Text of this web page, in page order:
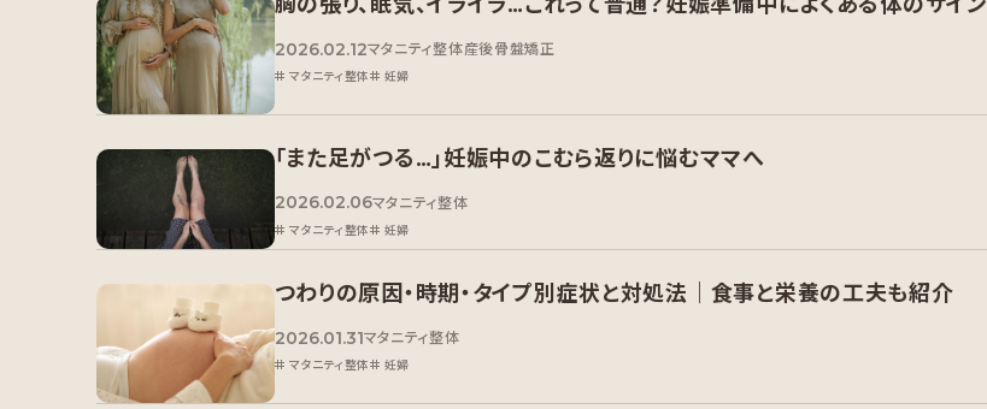
2026.02.12マタニティ整体産後骨盤矯正
マタニティ整体 妊婦
「また足がつる…」妊娠中のこむら返りに悩むママへ
2026.02.06マタニティ整体
マタニティ整体 妊婦
つわりの原因・時期・タイプ別症状と対処法｜食事と栄養の工夫も紹介
2026.01.31マタニティ整体
マタニティ整体 妊婦